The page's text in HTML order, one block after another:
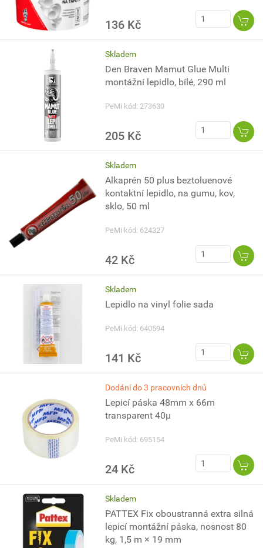
136 Kč
Skladem
Den Braven Mamut Glue Multi
montážní lepidlo, bílé, 290 ml
PeMi kód: 273630
205 Kč
Skladem
Alkaprén 50 plus beztoluenové
kontaktní lepidlo, na gumu, kov,
sklo, 50 ml
PeMi kód: 624327
42 Kč
Skladem
Lepidlo na vinyl folie sada
PeMi kód: 640594
141 Kč
Dodání do 3 pracovních dnů
Lepicí páska 48mm x 66m
transparent 40µ
PeMi kód: 695154
24 Kč
Skladem
PATTEX Fix oboustranná extra silná
lepicí montážní páska, nosnost 80
kg, 1,5 m × 19 mm